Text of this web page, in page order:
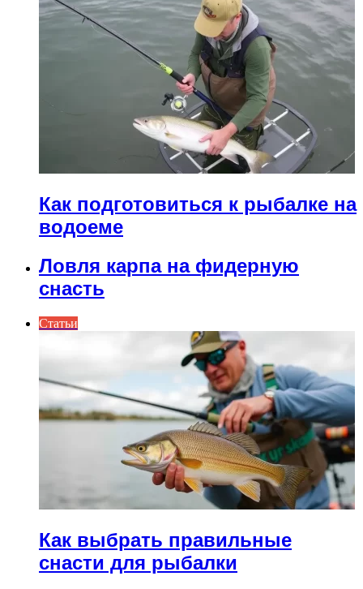
Как подготовиться к рыбалке на
водоеме
Ловля карпа на фидерную
снасть
Статьи
Как выбрать правильные
снасти для рыбалки